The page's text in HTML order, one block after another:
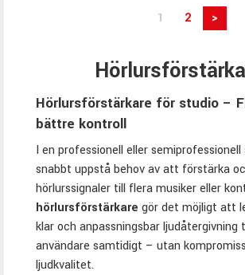
1 2 >
Hörlursförstärkare för studio –
bättre kontroll
I en professionell eller
snabbt uppstå behov av att förstärka
hörlurssignaler till flera musiker eller
hörlursförstärkare gör det möjligt att
klar och anpassningsbar ljudåtergivning
användare samtidigt – utan
ljudkvalitet.